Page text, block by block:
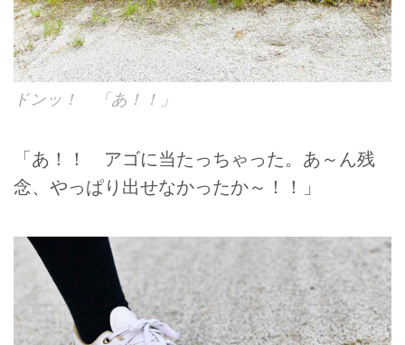
ドンッ！ 「あ！！」
「あ！！ アゴに当たっちゃった。あ～ん残
念、やっぱり出せなかったか～！！」